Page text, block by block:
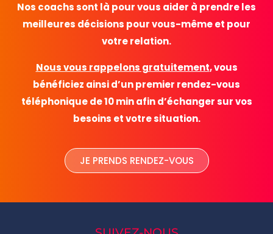
Nos coachs sont là pour vous aider à prendre les
meilleures décisions pour vous-même et pour
votre relation.
Nous vous rappelons gratuitement, vous
bénéficiez ainsi d’un premier rendez-vous
téléphonique de 10 min afin d’échanger sur vos
besoins et votre situation.
JE PRENDS RENDEZ-VOUS